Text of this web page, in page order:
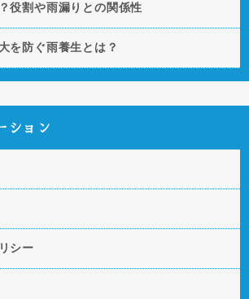
役割や雨漏りとの関係性
を防ぐ雨養生とは？
ション
シー